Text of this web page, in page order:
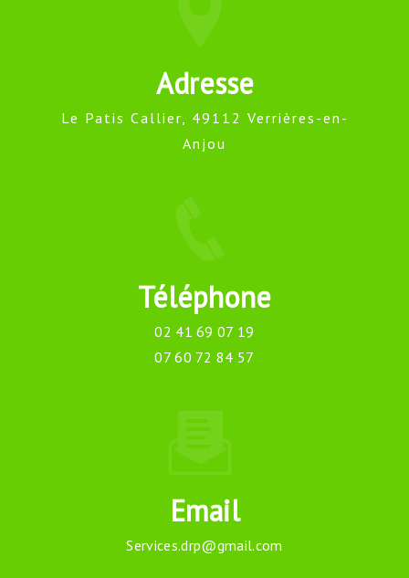
Adresse
Le Patis Callier, 49112 Verrières-en-
Anjou
Téléphone
02 41 69 07 19
07 60 72 84 57
Email
services.drp@gmail.com